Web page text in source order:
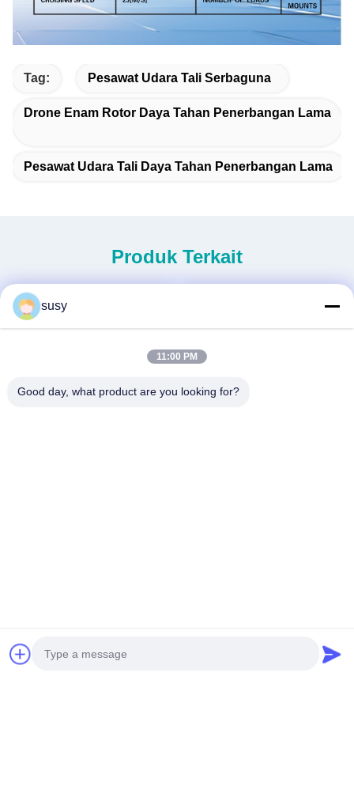
Tag: Pesawat Udara Tali Serbaguna
Drone Enam Rotor Daya Tahan Penerbangan Lama
Pesawat Udara Tali Daya Tahan Penerbangan Lama
Produk Terkait
susy
11:00 PM
Good day, what product are you looking for?